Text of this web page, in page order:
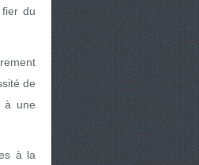
du
de
à une
à la